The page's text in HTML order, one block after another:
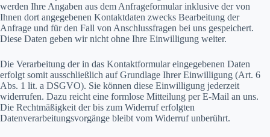
werden Ihre Angaben aus dem Anfrageformular inklusive der von
Ihnen dort angegebenen Kontaktdaten zwecks Bearbeitung der
Anfrage und für den Fall von Anschlussfragen bei uns gespeichert.
Diese Daten geben wir nicht ohne Ihre Einwilligung weiter.
Die Verarbeitung der in das Kontaktformular eingegebenen Daten
erfolgt somit ausschließlich auf Grundlage Ihrer Einwilligung (Art. 6
Abs. 1 lit. a DSGVO). Sie können diese Einwilligung jederzeit
widerrufen. Dazu reicht eine formlose Mitteilung per E-Mail an uns.
Die Rechtmäßigkeit der bis zum Widerruf erfolgten
Datenverarbeitungsvorgänge bleibt vom Widerruf unberührt.